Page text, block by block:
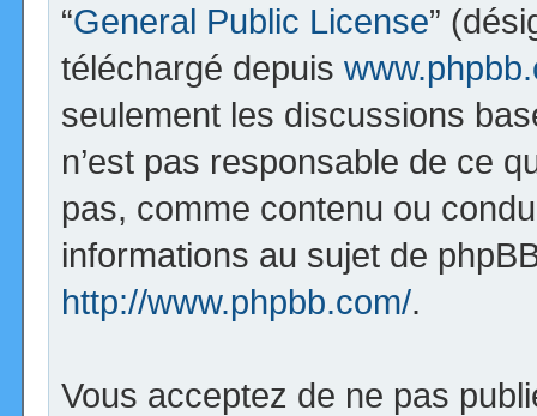
“General Public License”
téléchargé depuis
seulement les discussions
n’est pas responsable de ce
pas, comme contenu ou
informations au sujet de
http://www.phpbb.com/.
Vous acceptez de ne pas